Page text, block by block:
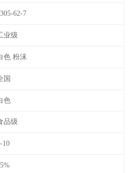
62-7
业级
色 粉沫
国
色
品级
10